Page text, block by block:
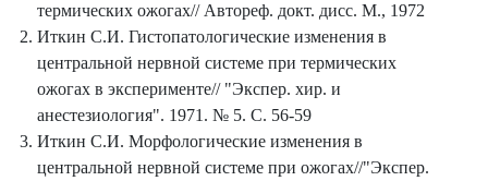
термических ожогах// Автореф. докт. дисс. М., 1972
Иткин С.И. Гистопатологические изменения в
центральной нервной системе при термических
ожогах в эксперименте// "Экспер. хир. и
анестезиология". 1971. № 5. С. 56-59
Иткин С.И. Морфологические изменения в
центральной нервной системе при ожогах//"Экспер.